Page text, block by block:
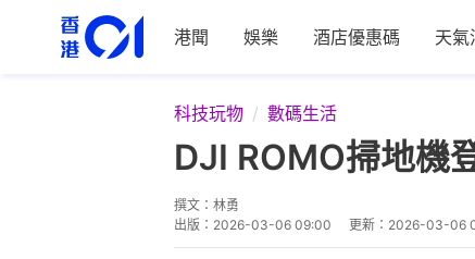
港聞 娛樂 酒店優惠碼 天氣
科技玩物 數碼生活
DJI ROMO掃地機
撰文： 林勇
出版： 2026-03-06 09:00 更新： 2026-03-06